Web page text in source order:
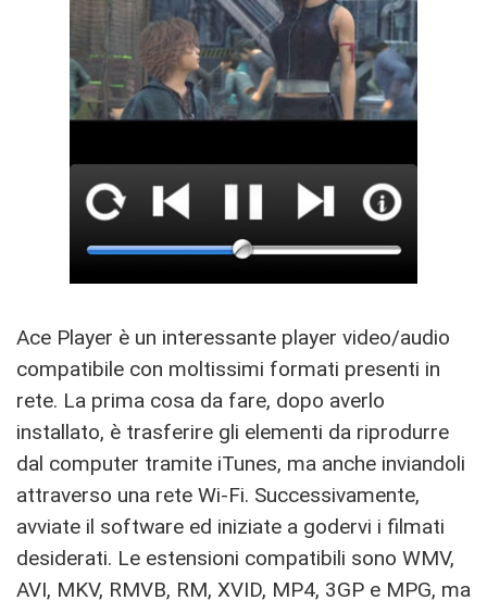
Ace Player è un interessante player video/audio
compatibile con moltissimi formati presenti in
rete. La prima cosa da fare, dopo averlo
installato, è trasferire gli elementi da riprodurre
dal computer tramite iTunes, ma anche inviandoli
attraverso una rete Wi-Fi. Successivamente,
avviate il software ed iniziate a godervi i filmati
desiderati. Le estensioni compatibili sono WMV,
AVI, MKV, RMVB, RM, XVID, MP4, 3GP e MPG, ma